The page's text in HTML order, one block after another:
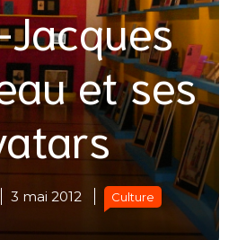
et ses
3 mai 2012 Culture